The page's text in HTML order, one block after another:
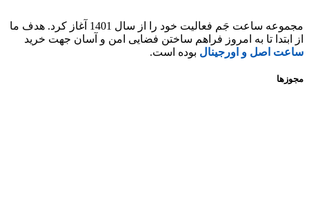
مجموعه ساعت جَم فعالیت خود را از سال 1401 آغاز کرد. هدف ما
از ابتدا تا به امروز فراهم ساختن فضایی امن و آسان جهت خرید
ساعت اصل و اورجینال بوده است.
مجوزها